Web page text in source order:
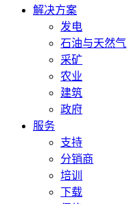
解决方案
发电
石油与天然气
采矿
农业
建筑
政府
服务
支持
分销商
培训
下载